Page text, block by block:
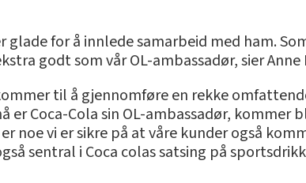
glade for å innlede samarbeid med ham.
godt som vår OL-ambassadør, sier
til å gjennomføre en rekke
er Coca-Cola sin OL-ambassadør,
noe vi er sikre på at våre kunder også
sentral i Coca colas satsing på